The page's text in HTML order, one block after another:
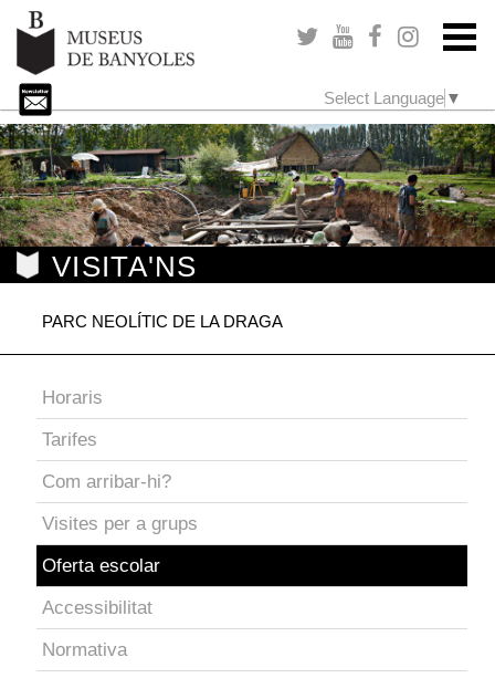
Select Language ▼
VISITA'NS
PARC NEOLÍTIC DE LA DRAGA
Horaris
Tarifes
Com arribar-hi?
Visites per a grups
Oferta escolar
Accessibilitat
Normativa